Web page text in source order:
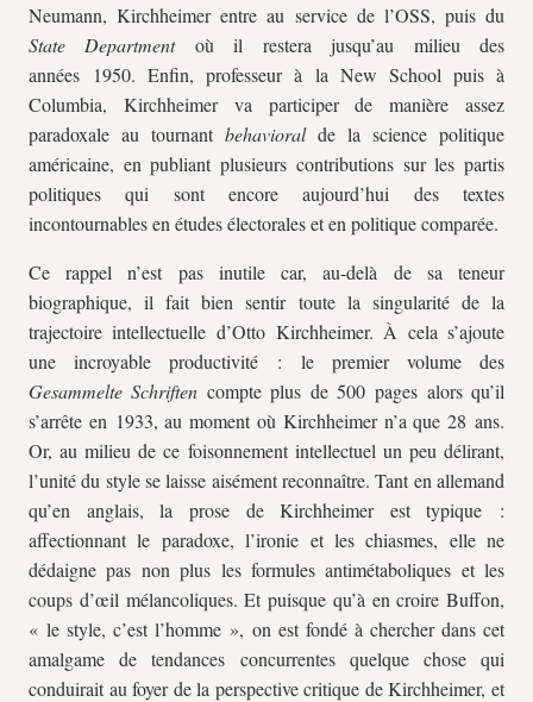
Neumann, Kirchheimer entre au service de l’OSS, puis du
State Departmentoù il restera jusqu’au milieu des
années 1950. Enfin, professeur à la New School puis à
Columbia, Kirchheimer va participer de manière assez
paradoxale au tournant behavioralde la science politique
américaine, en publiant plusieurs contributions sur les partis
politiques qui sont encore aujourd’hui des textes
incontournables en études électorales et en politique comparée.
Ce rappel n’est pas inutile car, au-delà de sa teneur
biographique, il fait bien sentir toute la singularité de la
trajectoire intellectuelle d’Otto Kirchheimer. À cela s’ajoute
une incroyable productivité : le premier volume des
Gesammelte Schriften compte plus de 500 pages alors qu’il
s’arrête en 1933, au moment où Kirchheimer n’a que 28 ans.
Or, au milieu de ce foisonnement intellectuel un peu délirant,
l’unité du style se laisse aisément reconnaître. Tant en allemand
qu’en anglais, la prose de Kirchheimer est typique :
affectionnant le paradoxe, l’ironie et les chiasmes, elle ne
dédaigne pas non plus les formules antimétaboliques et les
coups d’œil mélancoliques. Et puisque qu’à en croire Buffon,
« le style, c’est l’homme », on est fondé à chercher dans cet
amalgame de tendances concurrentes quelque chose qui
conduirait au foyer de la perspective critique de Kirchheimer, et